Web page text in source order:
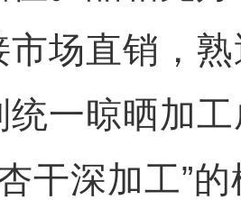
市场直销，
统一晾晒加
干深加工”